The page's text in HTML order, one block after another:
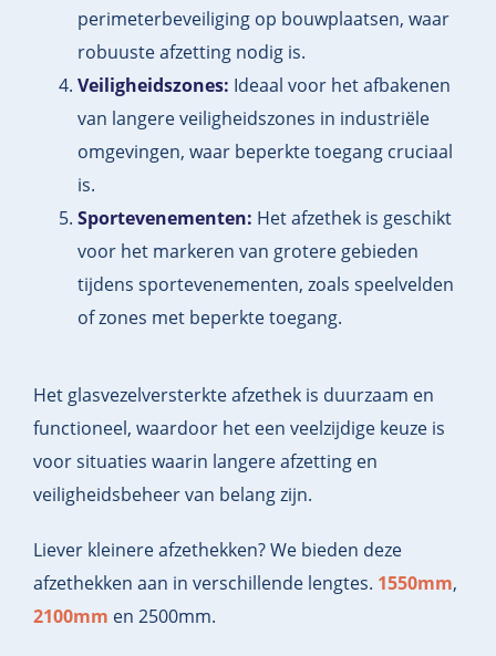
perimeterbeveiliging op bouwplaatsen, waar
robuuste afzetting nodig is.
Veiligheidszones: Ideaal voor het afbakenen
van langere veiligheidszones in industriële
omgevingen, waar beperkte toegang cruciaal
is.
Sportevenementen: Het afzethek is geschikt
voor het markeren van grotere gebieden
tijdens sportevenementen, zoals speelvelden
of zones met beperkte toegang.
Het glasvezelversterkte afzethek is duurzaam en
functioneel, waardoor het een veelzijdige keuze is
voor situaties waarin langere afzetting en
veiligheidsbeheer van belang zijn.
Liever kleinere afzethekken? We bieden deze
afzethekken aan in verschillende lengtes. 1550mm,
2100mm en 2500mm.